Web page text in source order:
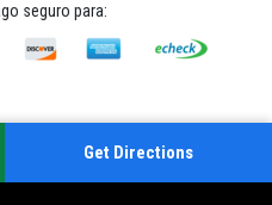
seguro para:
Get Directions